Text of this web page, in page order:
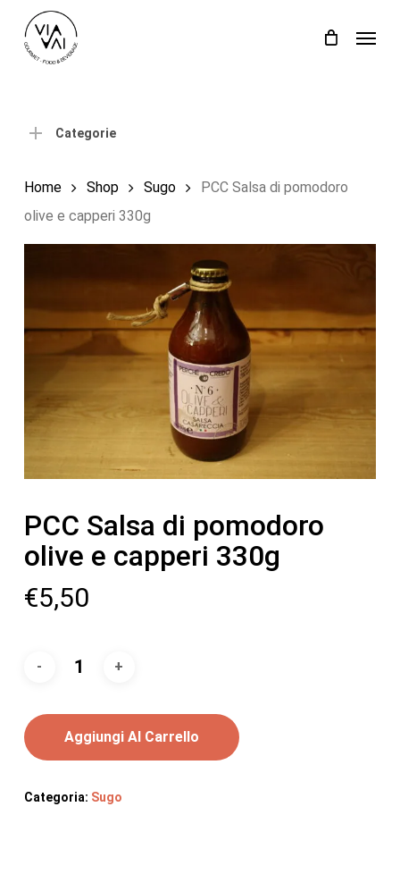
Carrello Close
Categorie
Home Shop Sugo
PCC Salsa di pomodoro
olive e capperi 330g
PCC Salsa di pomodoro
olive e capperi 330g
€5,50
Aggiungi Al Carrello
Categoria: Sugo